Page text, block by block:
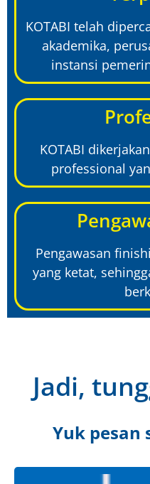
KOTABI telah
akademika,
instansi
KOTABI
professional
Pengawasan
yang ketat,
Jadi,
Yuk pesan